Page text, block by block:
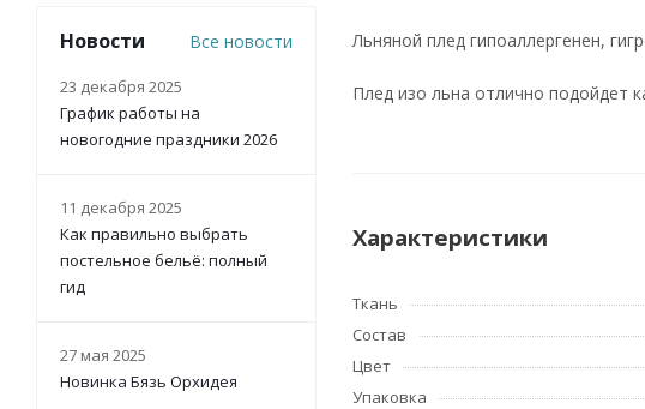
Льняной плед гипоаллергенен,
Плед изо льна отлично подойдет
Характеристики
Ткань
Состав
Цвет
Упаковка
Новости Все новости
23 декабря 2025
График работы на
новогодние праздники 2026
11 декабря 2025
Как правильно выбрать
постельное бельё: полный
гид
27 мая 2025
Новинка Бязь Орхидея